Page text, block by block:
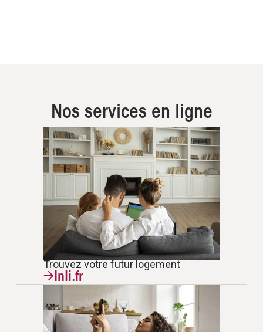
Nos services en ligne
Trouvez votre futur logement
Inli.fr